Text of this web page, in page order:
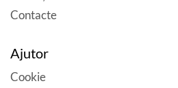
Contacte
Ajutor
Cookie